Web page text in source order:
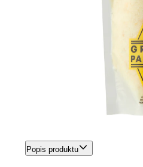
Popis produktu